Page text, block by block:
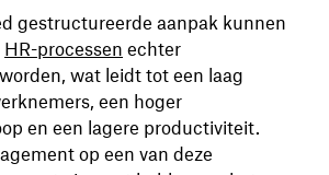
gestructureerde aanpak kunnen
HR-processen echter
wat leidt tot een laag
een hoger
en een lagere productiviteit.
op een van deze